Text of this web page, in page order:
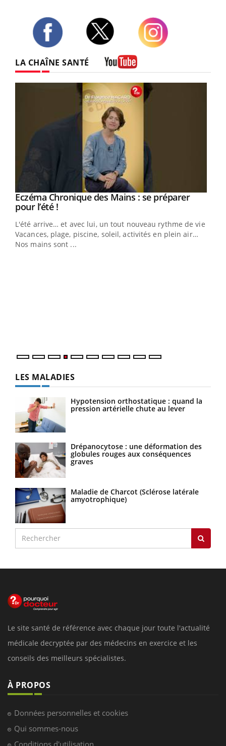
LA CHAÎNE SANTÉ
Youtube
Eczéma Chronique des Mains : se préparer
pour l’été !Youtube
L'été arrive… et avec lui, un tout nouveau rythme de vie !
Vacances, plage, piscine, soleil, activités en plein air…
Nos mains sont ...
LES MALADIES
Hypotension orthostatique : quand la
pression artérielle chute au lever
Drépanocytose : une déformation des
globules rouges aux conséquences
graves
Maladie de Charcot (Sclérose latérale
amyotrophique)
Le site santé de référence avec chaque jour toute l'actualité
médicale decryptée par des médecins en exercice et les
conseils des meilleurs spécialistes.
À PROPOS
Données personnelles et cookies
Qui sommes-nous
Conditions d'utilisation